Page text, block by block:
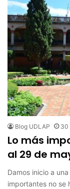
Blog UDLAP 30
Lo más
al 29 de
Damos inicio a
importantes no se